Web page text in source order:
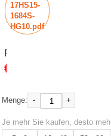
17HS15-
1684S-
HG10.pdf
Preis:
€48.11
Menge: - +
Je mehr Sie kaufen, desto